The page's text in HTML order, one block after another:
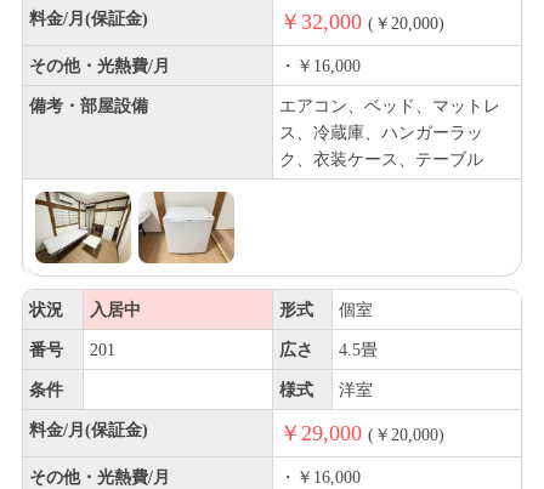
料金/月(保証金) ￥32,000 (￥20,000)
その他・光熱費/月 ・￥16,000
備考・部屋設備
エアコン、ベッド、マットレ
ス、冷蔵庫、ハンガーラッ
ク、衣装ケース、テーブル
状況 入居中 形式 個室
番号 201 広さ 4.5畳
条件 様式 洋室
料金/月(保証金) ￥29,000 (￥20,000)
その他・光熱費/月 ・￥16,000